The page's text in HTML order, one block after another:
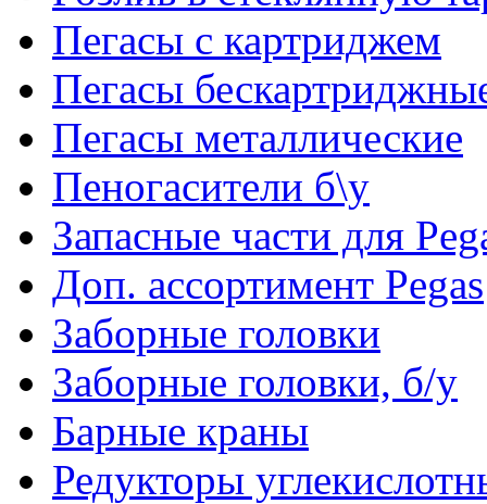
Пегасы с картриджем
Пегасы
Пегасы металлические
Пеногасители б\у
Запасные части для
Доп. ассортимент Pegas
Заборные головки
Заборные головки, б/у
Барные краны
Редукторы